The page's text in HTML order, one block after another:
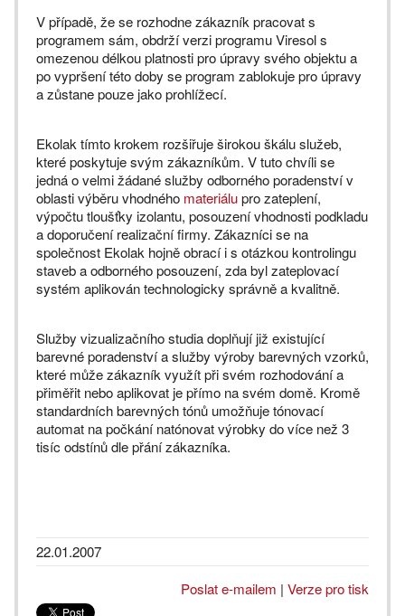
V případě, že se rozhodne zákazník pracovat s
programem sám, obdrží verzi programu Viresol s
omezenou délkou platnosti pro úpravy svého objektu a
po vypršení této doby se program zablokuje pro úpravy
a zůstane pouze jako prohlížecí.
Ekolak tímto krokem rozšiřuje širokou škálu služeb,
které poskytuje svým zákazníkům. V tuto chvíli se
jedná o velmi žádané služby odborného poradenství v
oblasti výběru vhodného materiálupro zateplení,
výpočtu tloušťky izolantu, posouzení vhodnosti podkladu
a doporučení realizační firmy. Zákazníci se na
společnost Ekolak hojně obrací i s otázkou kontrolingu
staveb a odborného posouzení, zda byl zateplovací
systém aplikován technologicky správně a kvalitně.
Služby vizualizačního studia doplňují již existující
barevné poradenství a služby výroby barevných vzorků,
které může zákazník využít při svém rozhodování a
přiměřit nebo aplikovat je přímo na svém domě. Kromě
standardních barevných tónů umožňuje tónovací
automat na počkání natónovat výrobky do více než 3
tisíc odstínů dle přání zákazníka.
22.01.2007
Poslat e-mailem | Verze pro tisk